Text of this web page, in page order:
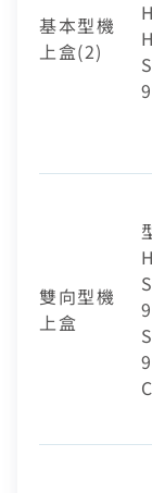
基本型機
上盒(2)
雙向型機
上盒